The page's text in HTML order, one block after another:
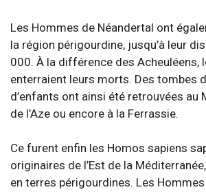
Les Hommes de Néandertal ont
la région périgourdine, jusqu’à leur
000. À la différence des Acheuléens,
enterraient leurs morts. Des tombes
d’enfants ont ainsi été retrouvées au
de l’Aze ou encore à la Ferrassie.
Ce furent enfin les Homos sapiens
originaires de l’Est de la
en terres périgourdines. Les